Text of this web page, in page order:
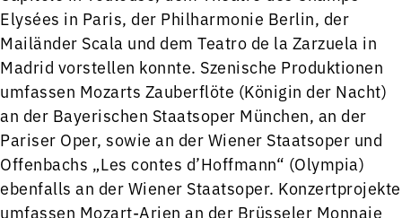
Elysées in Paris, der Philharmonie Berlin, der
Mailänder Scala und dem Teatro de la Zarzuela in
Madrid vorstellen konnte. Szenische Produktionen
umfassen Mozarts Zauberflöte (Königin der Nacht)
an der Bayerischen Staatsoper München, an der
Pariser Oper, sowie an der Wiener Staatsoper und
Offenbachs „Les contes d’Hoffmann“ (Olympia)
ebenfalls an der Wiener Staatsoper. Konzertprojekte
umfassen Mozart-Arien an der Brüsseler Monnaie